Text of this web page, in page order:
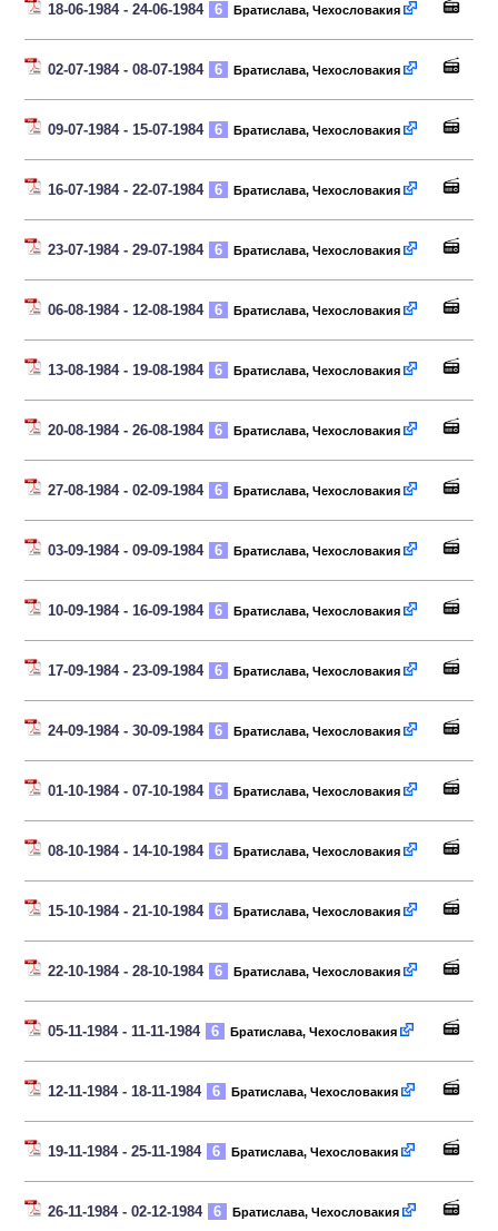
18-06-1984 - 24-06-1984 6 Братислава, Чехословакия
02-07-1984 - 08-07-1984 6 Братислава, Чехословакия
09-07-1984 - 15-07-1984 6 Братислава, Чехословакия
16-07-1984 - 22-07-1984 6 Братислава, Чехословакия
23-07-1984 - 29-07-1984 6 Братислава, Чехословакия
06-08-1984 - 12-08-1984 6 Братислава, Чехословакия
13-08-1984 - 19-08-1984 6 Братислава, Чехословакия
20-08-1984 - 26-08-1984 6 Братислава, Чехословакия
27-08-1984 - 02-09-1984 6 Братислава, Чехословакия
03-09-1984 - 09-09-1984 6 Братислава, Чехословакия
10-09-1984 - 16-09-1984 6 Братислава, Чехословакия
17-09-1984 - 23-09-1984 6 Братислава, Чехословакия
24-09-1984 - 30-09-1984 6 Братислава, Чехословакия
01-10-1984 - 07-10-1984 6 Братислава, Чехословакия
08-10-1984 - 14-10-1984 6 Братислава, Чехословакия
15-10-1984 - 21-10-1984 6 Братислава, Чехословакия
22-10-1984 - 28-10-1984 6 Братислава, Чехословакия
05-11-1984 - 11-11-1984 6 Братислава, Чехословакия
12-11-1984 - 18-11-1984 6 Братислава, Чехословакия
19-11-1984 - 25-11-1984 6 Братислава, Чехословакия
26-11-1984 - 02-12-1984 6 Братислава, Чехословакия